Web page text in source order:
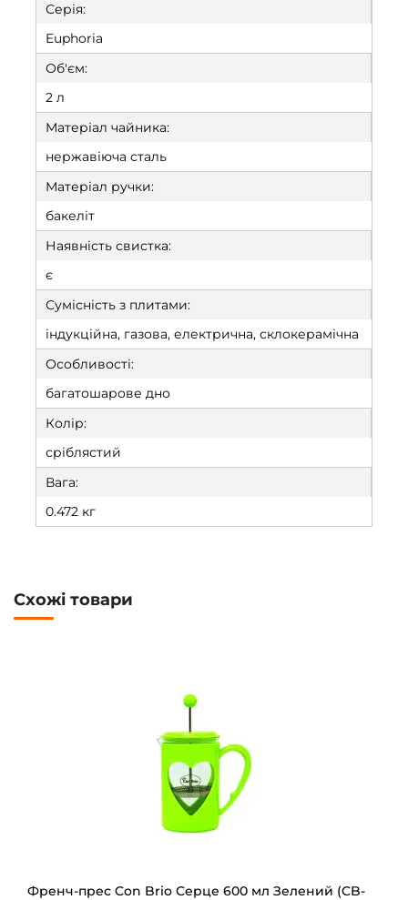
Серія:
Euphoria
Об'єм:
2 л
Матеріал чайника:
нержавіюча сталь
Матеріал ручки:
бакеліт
Наявність свистка:
є
Сумісність з плитами:
індукційна, газова, електрична, склокерамічна
Особливості:
багатошарове дно
Колір:
сріблястий
Вага:
0.472 кг
Схожі товари
Френч-прес Con Brio Серце 600 мл Зелений (CB-